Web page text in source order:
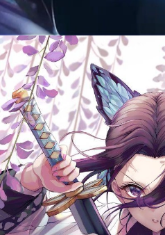
Đang mở https://